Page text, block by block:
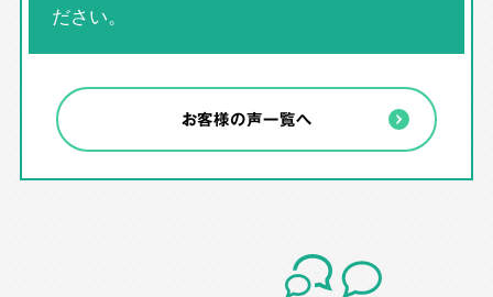
ださい。
お客様の声一覧へ